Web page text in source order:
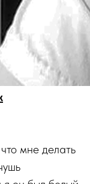
мне делать